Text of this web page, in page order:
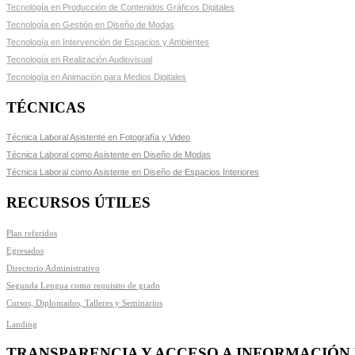
Tecnología en Producción de Contenidos Gráficos Digitales
Tecnología en Gestión en Diseño de Modas
Tecnología en Intervención de Espacios y Ambientes
Tecnología en Realización Audiovisual
Tecnología en Animación para Medios Digitales
TÉCNICAS
Técnica Laboral Asistente en Fotografía y Video
Técnica Laboral como Asistente en Diseño de Modas
Técnica Laboral como Asistente en Diseño de Espacios Interiores
RECURSOS ÚTILES
Plan referidos
Egresados
Directorio Administrativo
Segunda Lengua como requisito de grado
Cursos, Diplomados, Talleres y Seminarios
Landing